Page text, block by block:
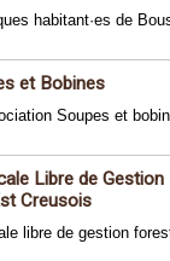
habitant·es de
et Bobines
Soupes et
Libre de
Creusois
libre de gestion